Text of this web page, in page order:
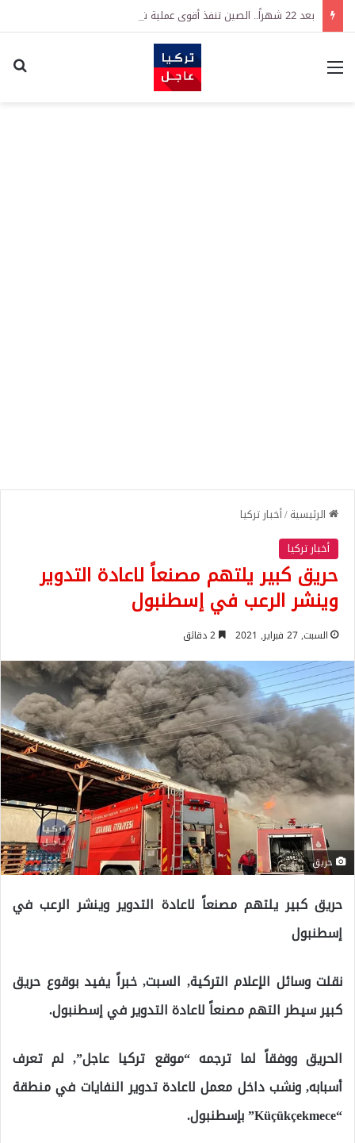
القائمة
الرئيسية/أخبار تركيا
أخبار تركيا
حريق كبير يلتهم مصنعاً لاعادة التدوير
وينشر الرعب في إسطنبول
السبت, 27 فبراير, 2021
حريق
حريق كبير يلتهم مصنعاً لاعادة التدوير وينشر الرعب في
إسطنبول
نقلت وسائل الإعلام التركية, السبت, خبراً يفيد بوقوع حريق
كبير سيطر التهم مصنعاً لاعادة التدوير في إسطنبول.
الحريق ووفقاً لما ترجمه “موقع تركيا عاجل”, لم تعرف
أسبابه, ونشب داخل معمل لاعادة تدوير النفايات في منطقة
“Küçükçekmece” بإسطنبول.